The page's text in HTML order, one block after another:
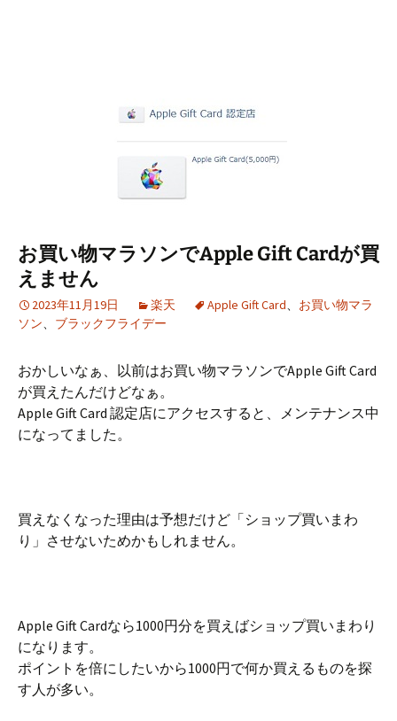
お買い物マラソンでApple Gift Cardが買
えません
2023年11月19日 楽天 Apple Gift Card、 お買い物マラ
ソン、 ブラックフライデー
おかしいなぁ、以前はお買い物マラソンでApple Gift Card
が買えたんだけどなぁ。
Apple Gift Card 認定店にアクセスすると、メンテナンス中
になってました。
買えなくなった理由は予想だけど「ショップ買いまわ
り」させないためかもしれません。
Apple Gift Cardなら1000円分を買えばショップ買いまわり
になります。
ポイントを倍にしたいから1000円で何か買えるものを探
す人が多い。